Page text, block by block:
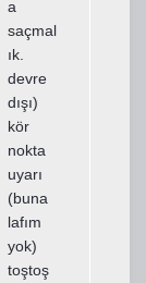
a
saçmal
ık.
devre
dışı)
kör
nokta
uyarı
(buna
lafım
yok)
toştoş